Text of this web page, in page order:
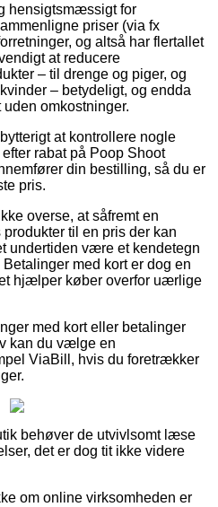
hensigtsmæssigt for
priser (via fx
og altså har flertallet
at reducere
– til drenge og piger, og
– betydeligt, og endda
omkostninger.
at kontrollere nogle
rabat på Poop Shoot
din bestilling, så du er
pris.
overse, at såfremt en
til en pris der kan
undertiden være et kendetegn
med kort er dog en
hjælper køber overfor uærlige
med kort eller betalinger
kan du vælge en
ViaBill, hvis du foretrækker
behøver de utvivlsomt læse
det er dog tit ikke videre
om online virksomheden er